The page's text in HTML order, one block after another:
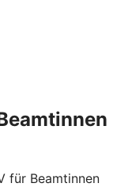
für Beamtinnen